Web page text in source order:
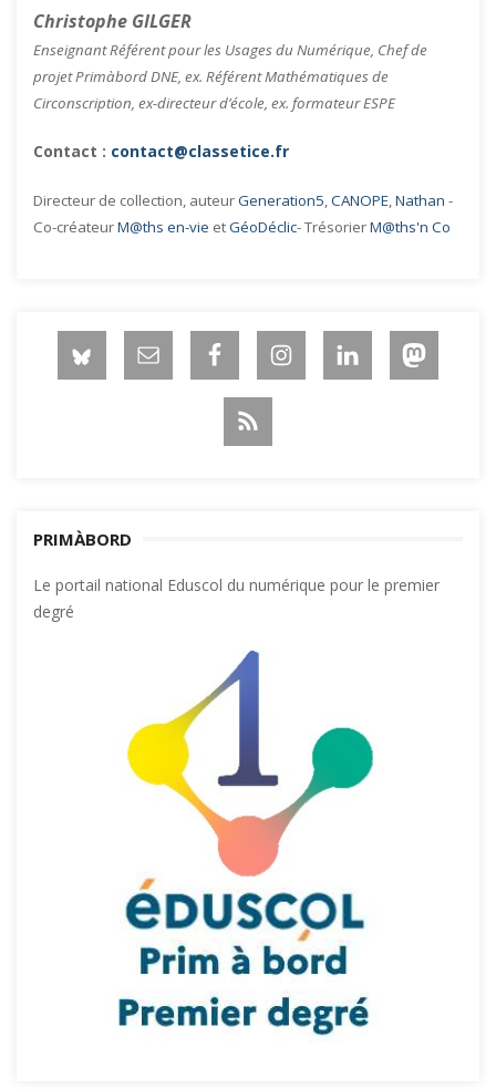
Christophe GILGER
Enseignant Référent pour les Usages du Numérique, Chef de
projet Primàbord DNE, ex. Référent Mathématiques de
Circonscription, ex-directeur d’école, ex. formateur ESPE
Contact : contact@classetice.fr
Directeur de collection, auteurGeneration5,CANOPE,Nathan -
Co-créateurM@ths en-vie etGéoDéclic- TrésorierM@ths'n Co
PRIMÀBORD
Le portail national Eduscol du numérique pour le premier
degré